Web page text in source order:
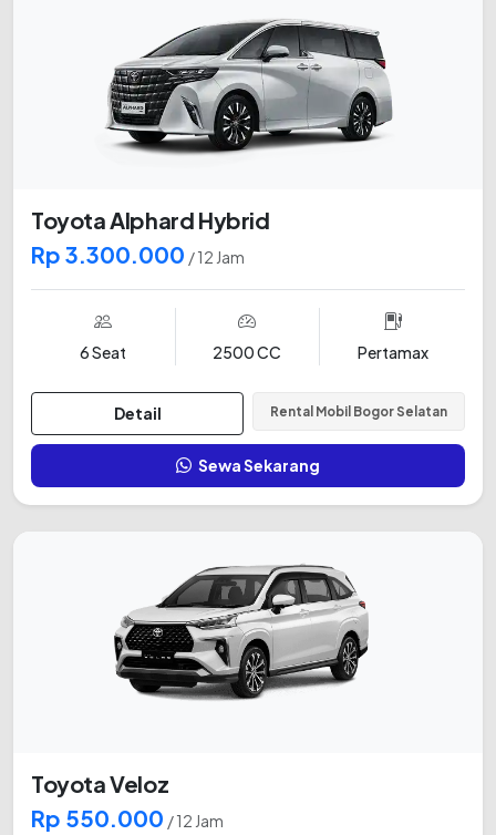
Toyota Alphard Hybrid
Rp 3.300.000 / 12 Jam
6 Seat 2500 CC Pertamax
Detail Rental Mobil Bogor Selatan
Sewa Sekarang
Toyota Veloz
Rp 550.000 / 12 Jam